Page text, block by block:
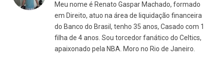
Meu nome é Renato Gaspar Machado, formado
em Direito, atuo na área de liquidação financeira
do Banco do Brasil, tenho 35 anos, Casado com 1
filha de 4 anos. Sou torcedor fanático do Celtics,
apaixonado pela NBA. Moro no Rio de Janeiro.